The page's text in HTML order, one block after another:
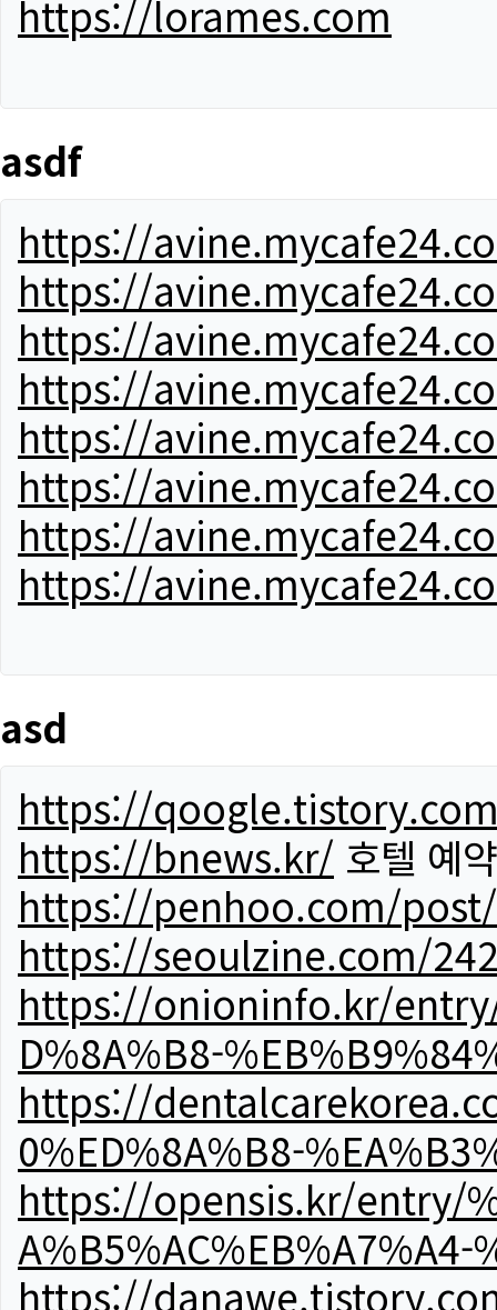
https://lorames.com
asdf
https://
https://
https://
https://
https://
https://
https://
https://
asd
https://
https://bnews.kr/ 호텔 예약
https://penhoo.com/
https://seoulzine.com/
https://onioninfo.kr/entry/
D%8A%B8-
https://
0%ED%8A%B8-
https://opensis.kr/entry/
A%B5%AC%EB%A7%A4-
https://